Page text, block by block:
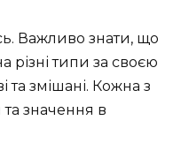
Важливо знати, що
різні типи за своєю
та змішані. Кожна з
значення в